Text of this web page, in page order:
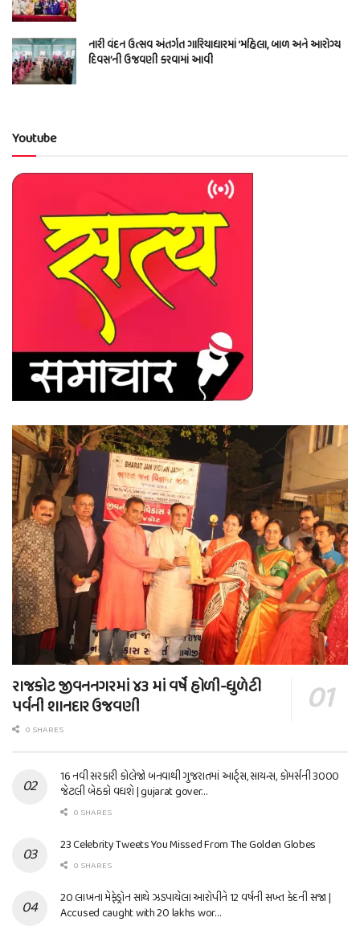
નારી વંદન ઉત્સવ અંતર્ગત ગારિયાધારમાં ‘મહિલા, બાળ અને આરોગ્ય
દિવસ’ની ઉજવણી કરવામાં આવી
Youtube
રાજકોટ જીવનનગરમાં ૪૩ માં વર્ષે હોળી-ધુળેટી
પર્વની શાનદાર ઉજવણી
0 SHARES
16 નવી સરકારી કોલેજો બનવાથી ગુજરાતમાં આર્ટ્સ, સાયન્સ, કોમર્સની 3000
જેટલી બેઠકો વધશે | gujarat gover…
0 SHARES
23 Celebrity Tweets You Missed From The Golden Globes
0 SHARES
20 લાખના મેફેડ્રોન સાથે ઝડપાયેલા આરોપીને 12 વર્ષની સખ્ત કેદની સજા |
Accused caught with 20 lakhs wor…